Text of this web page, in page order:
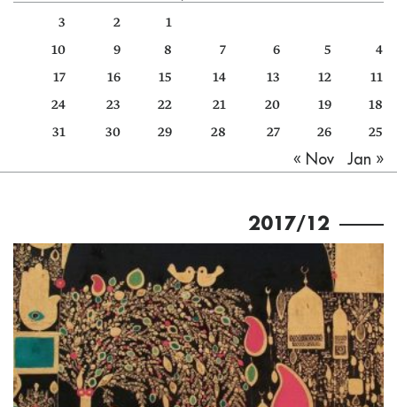
الأرشيف
1
2
3
4
5
6
7
8
9
10
11
12
13
14
15
16
17
18
19
20
21
22
23
24
25
26
27
28
29
30
31
« Nov
Jan »
2017/12